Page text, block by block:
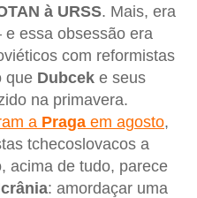
à URSS. Mais, era
essa obsessão era
com reformistas
que Dubcek e seus
na primavera.
a Praga em agosto,
tchecoslovacos a
acima de tudo, parece
: amordaçar uma